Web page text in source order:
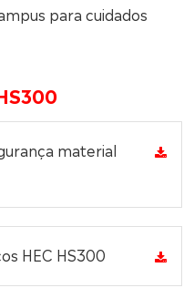
para cuidados
material
HEC HS300